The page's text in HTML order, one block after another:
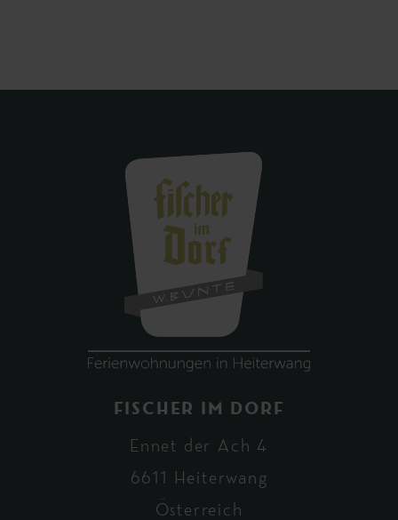
FISCHER IM DORF
Ennet der Ach 4
6611 Heiterwang
Österreich